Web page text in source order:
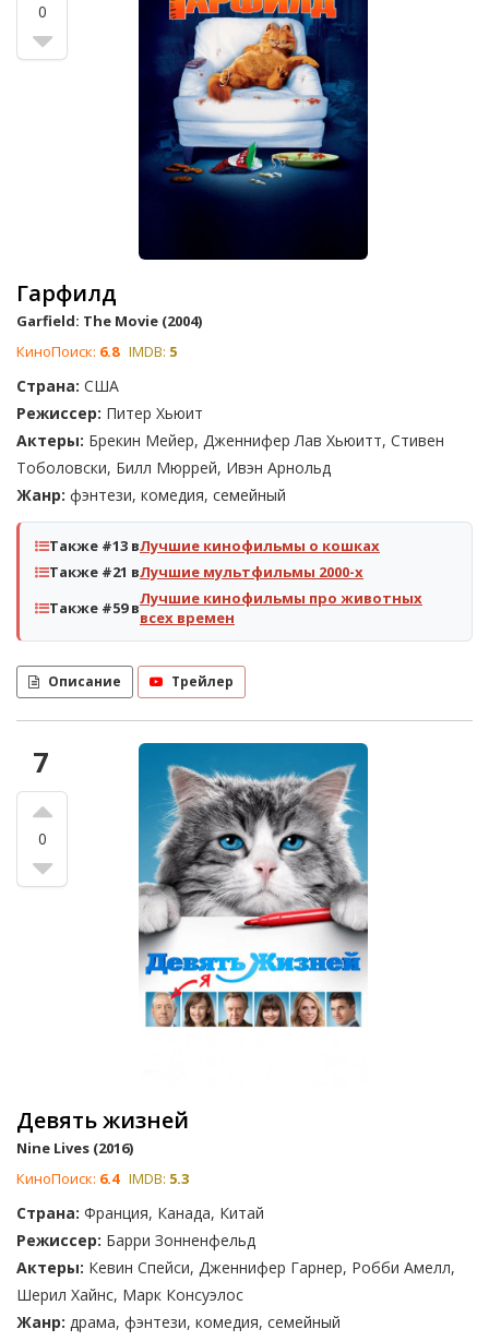
0
Гарфилд
Garfield: The Movie (2004)
КиноПоиск: 6.8 IMDB: 5
Страна: США
Режиссер: Питер Хьюит
Актеры: Брекин Мейер, Дженнифер Лав Хьюитт, Стивен
Тоболовски, Билл Мюррей, Ивэн Арнольд
Жанр: фэнтези, комедия, семейный
Также #13 вЛучшие кинофильмы о кошках
Также #21 вЛучшие мультфильмы 2000-х
Также #59 вЛучшие кинофильмы про животных
всех времен
Описание Трейлер
7
0
Девять жизней
Nine Lives (2016)
КиноПоиск: 6.4 IMDB: 5.3
Страна: Франция, Канада, Китай
Режиссер: Барри Зонненфельд
Актеры: Кевин Спейси, Дженнифер Гарнер, Робби Амелл,
Шерил Хайнс, Марк Консуэлос
Жанр: драма, фэнтези, комедия, семейный